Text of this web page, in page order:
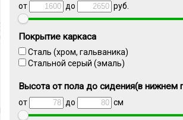
от до руб.
Покрытие каркаса
Сталь (хром, гальваника)
Стальной серый (эмаль)
Высота от пола до сидения(в нижнем
от до см